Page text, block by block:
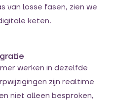
van losse fasen, zien we
keten.
werken in dezelfde
zijn realtime
niet alleen besproken,